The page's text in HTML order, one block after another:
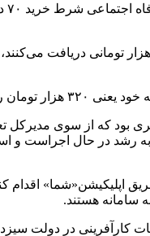
به رشد در حال
سامانه هستند.
کارآفرینی در دولت